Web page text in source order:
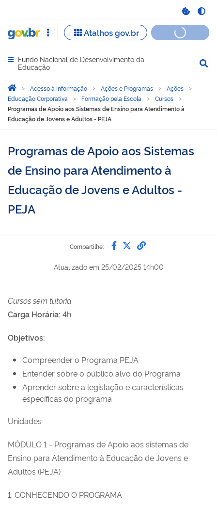
Abrir menu principal de navegação
Fundo Nacional de Desenvolvimento da
Educação
Você está aqui:
Página Inicial
Acesso à Informação Ações e Programas
Ações
Educação Corporativa
Formação pela Escola
Cursos
Programas de Apoio aos Sistemas de Ensino para Atendimento à
Educação de Jovens e Adultos - PEJA
Programas de Apoio aos Sistemas
de Ensino para Atendimento à
Educação de Jovens e Adultos -
PEJA
Compartilhe: Compartilhe por
Compartilhe por
link para Copiar
Atualizado em 25/02/2025 14h00
Cursos sem tutoria
Carga Horária: 4h
Objetivos:
Compreender o Programa PEJA
Entender sobre o público alvo do Programa
Aprender sobre a legislação e características
específicas do programa
Unidades
MÓDULO 1 - Programas de Apoio aos sistemas de
Ensino para Atendimento à Educação de Jovens e
Adultos (PEJA)
1. CONHECENDO O PROGRAMA